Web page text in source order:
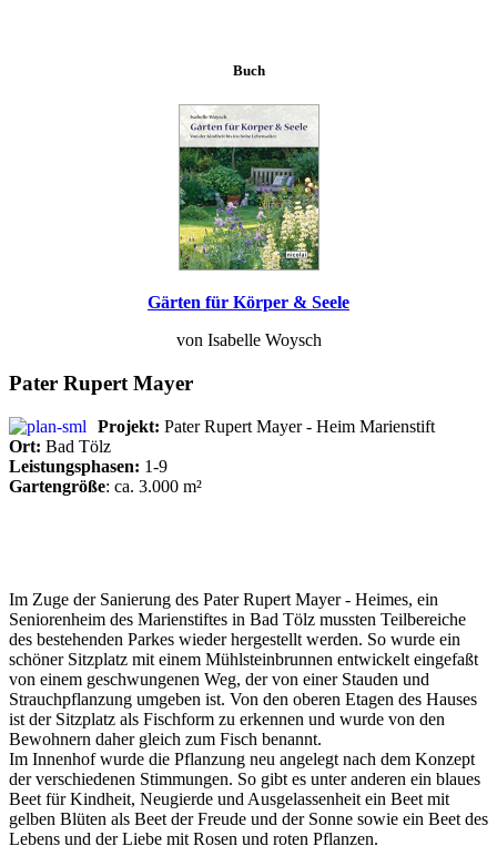
Buch
Gärten für Körper & Seele
von Isabelle Woysch
Pater Rupert Mayer
Projekt: Pater Rupert Mayer - Heim Marienstift
Ort: Bad Tölz
Leistungsphasen: 1-9
Gartengröße: ca. 3.000 m²
Im Zuge der Sanierung des Pater Rupert Mayer - Heimes, ein
Seniorenheim des Marienstiftes in Bad Tölz mussten Teilbereiche
des bestehenden Parkes wieder hergestellt werden. So wurde ein
schöner Sitzplatz mit einem Mühlsteinbrunnen entwickelt eingefaßt
von einem geschwungenen Weg, der von einer Stauden und
Strauchpflanzung umgeben ist. Von den oberen Etagen des Hauses
ist der Sitzplatz als Fischform zu erkennen und wurde von den
Bewohnern daher gleich zum Fisch benannt.
Im Innenhof wurde die Pflanzung neu angelegt nach dem Konzept
der verschiedenen Stimmungen. So gibt es unter anderen ein blaues
Beet für Kindheit, Neugierde und Ausgelassenheit ein Beet mit
gelben Blüten als Beet der Freude und der Sonne sowie ein Beet des
Lebens und der Liebe mit Rosen und roten Pflanzen.